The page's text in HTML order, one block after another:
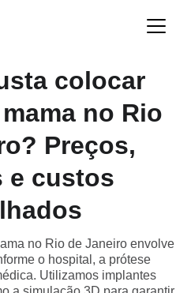
colocar
no Rio
Preços,
e custos
no Rio de Janeiro envolve
o hospital, a prótese
Utilizamos implantes